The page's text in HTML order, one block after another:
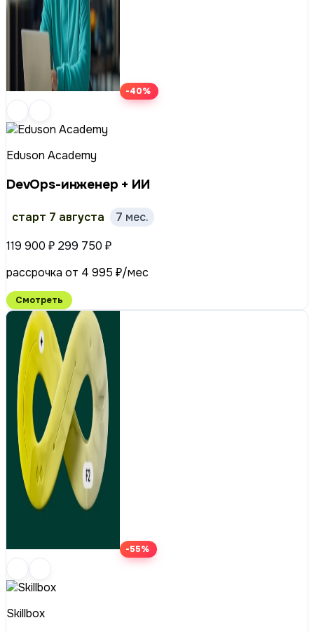
-40%
Eduson Academy
DevOps-инженер + ИИ
старт 7 августа
7 мес.
119 900 ₽ 299 750 ₽
рассрочка от 4 995 ₽/мес
Смотреть
-55%
Skillbox